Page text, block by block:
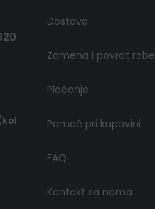
Dostava
Zamena i povrat robe
Plaćanje
Pomoć pri kupovini
FAQ
Kontakt sa nama